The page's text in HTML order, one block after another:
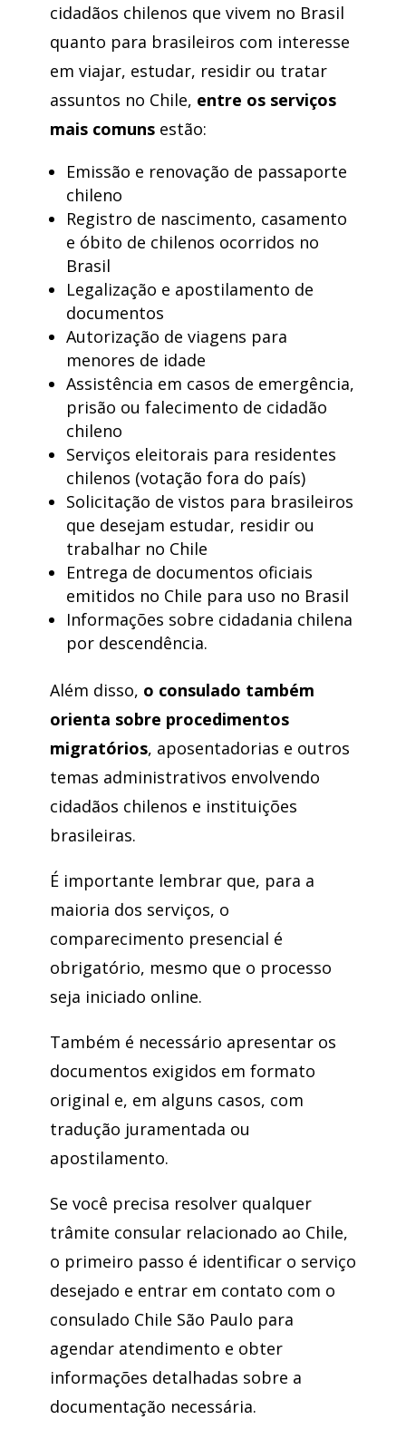
cidadãos chilenos que vivem no Brasil
quanto para brasileiros com interesse
em viajar, estudar, residir ou tratar
assuntos no Chile, entre os serviços
mais comunsestão:
Emissão e renovação de passaporte
chileno
Registro de nascimento, casamento
e óbito de chilenos ocorridos no
Brasil
Legalização e apostilamento de
documentos
Autorização de viagens para
menores de idade
Assistência em casos de emergência,
prisão ou falecimento de cidadão
chileno
Serviços eleitorais para residentes
chilenos (votação fora do país)
Solicitação de vistos para brasileiros
que desejam estudar, residir ou
trabalhar no Chile
Entrega de documentos oficiais
emitidos no Chile para uso no Brasil
Informações sobre cidadania chilena
por descendência.
Além disso, o consulado também
orienta sobre procedimentos
migratórios, aposentadorias e outros
temas administrativos envolvendo
cidadãos chilenos e instituições
brasileiras.
É importante lembrar que, para a
maioria dos serviços, o
comparecimento presencial é
obrigatório, mesmo que o processo
seja iniciado online.
Também é necessário apresentar os
documentos exigidos em formato
original e, em alguns casos, com
tradução juramentada ou
apostilamento.
Se você precisa resolver qualquer
trâmite consular relacionado ao Chile,
o primeiro passo é identificar o serviço
desejado e entrar em contato com o
consulado Chile São Paulo para
agendar atendimento e obter
informações detalhadas sobre a
documentação necessária.